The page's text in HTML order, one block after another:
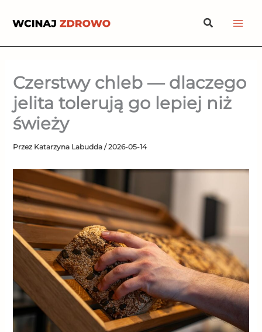
Szukaj
Czerstwy chleb — dlaczego
jelita tolerują go lepiej niż
świeży
Przez Katarzyna Labudda/2026-05-14